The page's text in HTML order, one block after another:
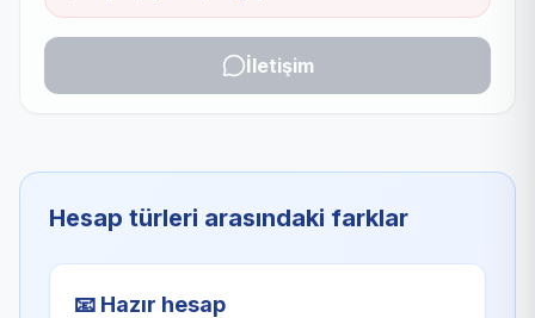
İletişim
Hesap türleri arasındaki farklar
📧 Hazır hesap